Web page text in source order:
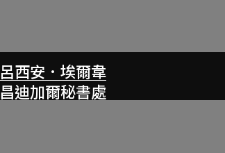
呂西安．埃爾韋
昌迪加爾秘書處